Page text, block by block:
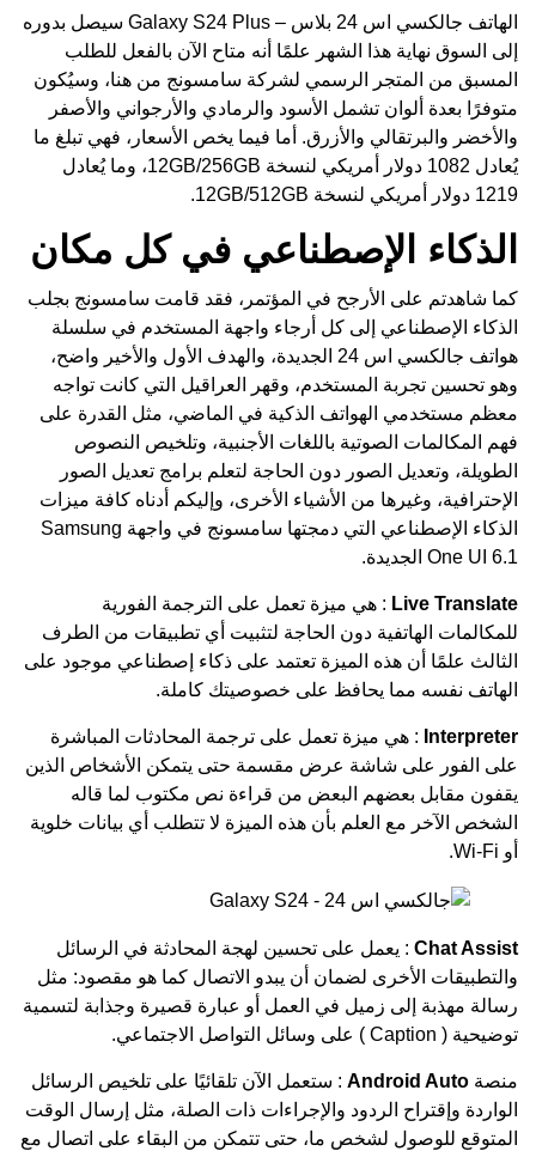
الهاتف جالكسي اس 24 بلاس – Galaxy S24 Plus سيصل بدوره
إلى السوق نهاية هذا الشهر علمًا أنه متاح الآن بالفعل للطلب
المسبق من المتجر الرسمي لشركة سامسونج من هنا، وسيُكون
متوفرًا بعدة ألوان تشمل الأسود والرمادي والأرجواني والأصفر
والأخضر والبرتقالي والأزرق. أما فيما يخص الأسعار، فهي تبلغ ما
يُعادل 1082 دولار أمريكي لنسخة 12GB/256GB، وما يُعادل
1219 دولار أمريكي لنسخة 12GB/512GB.
الذكاء الإصطناعي في كل مكان
كما شاهدتم على الأرجح في المؤتمر، فقد قامت سامسونج بجلب
الذكاء الإصطناعي إلى كل أرجاء واجهة المستخدم في سلسلة
هواتف جالكسي اس 24 الجديدة، والهدف الأول والأخير واضح،
وهو تحسين تجربة المستخدم، وقهر العراقيل التي كانت تواجه
معظم مستخدمي الهواتف الذكية في الماضي، مثل القدرة على
فهم المكالمات الصوتية باللغات الأجنبية، وتلخيص النصوص
الطويلة، وتعديل الصور دون الحاجة لتعلم برامج تعديل الصور
الإحترافية، وغيرها من الأشياء الأخرى، وإليكم أدناه كافة ميزات
الذكاء الإصطناعي التي دمجتها سامسونج في واجهة Samsung
One UI 6.1 الجديدة.
Live Translate : هي ميزة تعمل على الترجمة الفورية
للمكالمات الهاتفية دون الحاجة لتثبيت أي تطبيقات من الطرف
الثالث علمًا أن هذه الميزة تعتمد على ذكاء إصطناعي موجود على
الهاتف نفسه مما يحافظ على خصوصيتك كاملة.
Interpreter : هي ميزة تعمل على ترجمة المحادثات المباشرة
على الفور على شاشة عرض مقسمة حتى يتمكن الأشخاص الذين
يقفون مقابل بعضهم البعض من قراءة نص مكتوب لما قاله
الشخص الآخر مع العلم بأن هذه الميزة لا تتطلب أي بيانات خلوية
أو Wi-Fi.
Chat Assist : يعمل على تحسين لهجة المحادثة في الرسائل
والتطبيقات الأخرى لضمان أن يبدو الاتصال كما هو مقصود: مثل
رسالة مهذبة إلى زميل في العمل أو عبارة قصيرة وجذابة لتسمية
توضيحية ( Caption ) على وسائل التواصل الاجتماعي.
منصة Android Auto : ستعمل الآن تلقائيًا على تلخيص الرسائل
الواردة وإقتراح الردود والإجراءات ذات الصلة، مثل إرسال الوقت
المتوقع للوصول لشخص ما، حتى تتمكن من البقاء على اتصال مع